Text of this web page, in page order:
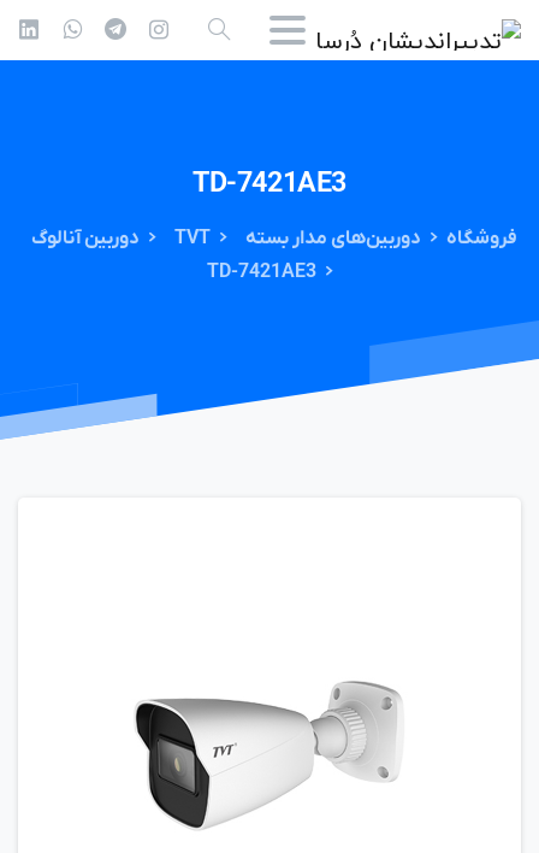
TD-7421AE3
فروشگاه دوربین‌های مدار بسته TVT
دوربین آنالوگ
TD-7421AE3